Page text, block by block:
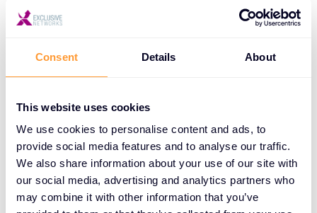
Consent Details About
This website uses cookies
We use cookies to personalise content and ads, to
provide social media features and to analyse our traffic.
We also share information about your use of our site with
our social media, advertising and analytics partners who
may combine it with other information that you’ve
upravljajo kibernetska tveganja. Platforma za
varnostne ocene BitSight uporablja izpopolnjene
se gibljejo od 250 do 900, da bi organizacijam
uspešnosti, zmanjševanju tveganja tretjih oseb,
sklepanju kibernetskih zavarovalnih polic, izvajanju
finančnih pregledov in ocenjevanju skupnega
tveganja. BitSight je z največjim ekosistemom
uporabnikov in informacij standard na področju
varnostnih ocen. Za več informacij obiščite spletno